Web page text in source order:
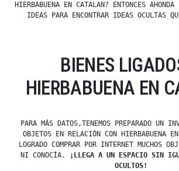
HIERBABUENA EN CATALAN? ENTONCES
IDEAS PARA ENCONTRAR IDEAS OCULTAS
BIENES
HIERBABUENA EN
PARA MÁS DATOS,TENEMOS PREPARADO UN
OBJETOS EN RELACIÓN CON HIERBABUENA
LOGRADO COMPRAR POR INTERNET MUCHOS
NI CONOCÍA.
¡LLEGA A UN ESPACIO SIN
OCULTOS!